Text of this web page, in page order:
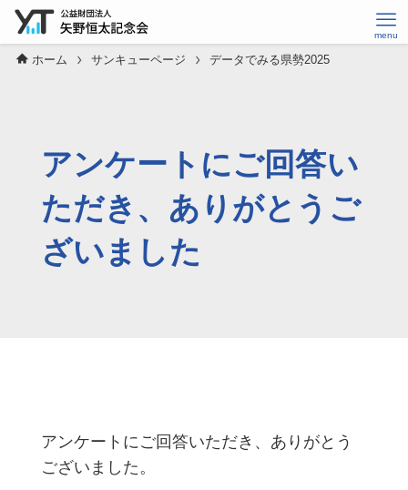
ホーム サンキューページ データでみる県勢2025
アンケートにご回答い
ただき、ありがとうご
ざいました
アンケートにご回答いただき、ありがとう
ございました。